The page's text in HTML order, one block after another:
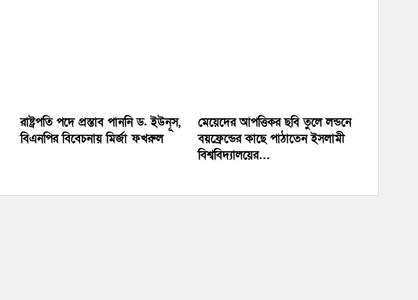
রাষ্ট্রপতি পদে প্রস্তাব পাননি ড. ইউনূস,
বিএনপির বিবেচনায় মির্জা ফখরুল
মেয়েদের আপত্তিকর ছবি তুলে লন্ডনে
বয়ফ্রেন্ডের কাছে পাঠাতেন ইসলামী
বিশ্ববিদ্যালয়ের…